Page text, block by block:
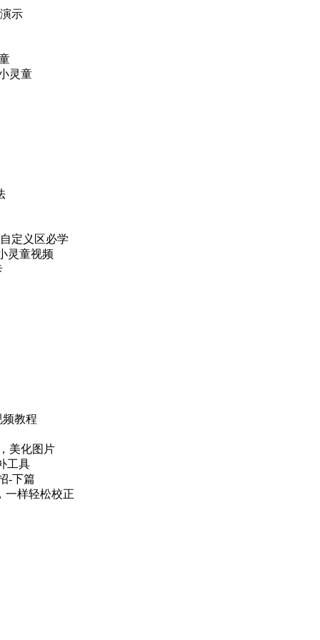
示
灵童
定义区必学
灵童视频
教程
美化图片
工具
-下篇
一样轻松校正